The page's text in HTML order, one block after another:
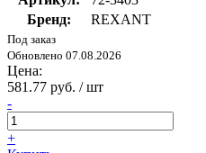
Бренд:
REXANT
Под заказ
Обновлено 07.08.2026
Цена:
581.77 руб. / шт
-
+